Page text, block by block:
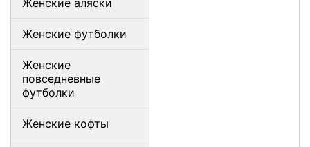
Женские аляски
Женские футболки
Женские
повседневные
футболки
Женские кофты